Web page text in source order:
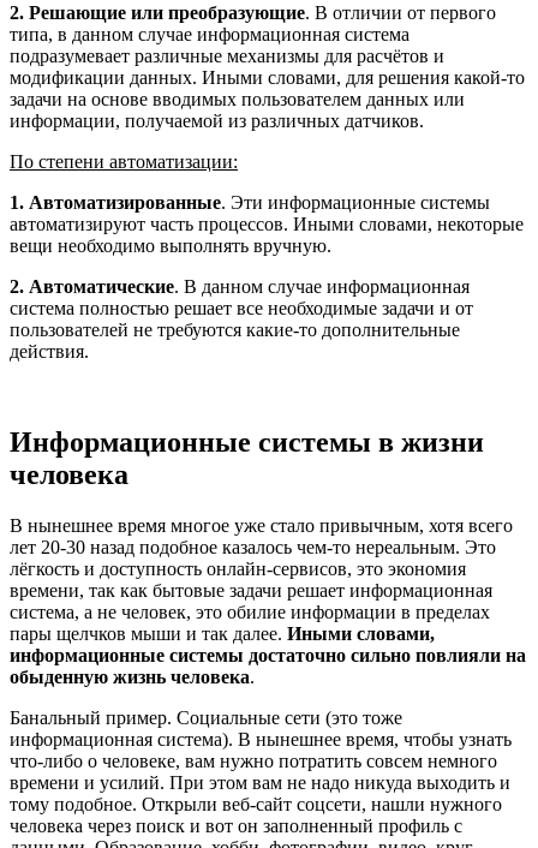
2. Решающие или преобразующие. В отличии от первого
типа, в данном случае информационная система
подразумевает различные механизмы для расчётов и
модификации данных. Иными словами, для решения какой-то
задачи на основе вводимых пользователем данных или
информации, получаемой из различных датчиков.
По степени автоматизации:
1. Автоматизированные. Эти информационные системы
автоматизируют часть процессов. Иными словами, некоторые
вещи необходимо выполнять вручную.
2. Автоматические. В данном случае информационная
система полностью решает все необходимые задачи и от
пользователей не требуются какие-то дополнительные
действия.
Информационные системы в жизни
человека
В нынешнее время многое уже стало привычным, хотя всего
лет 20-30 назад подобное казалось чем-то нереальным. Это
лёгкость и доступность онлайн-сервисов, это экономия
времени, так как бытовые задачи решает информационная
система, а не человек, это обилие информации в пределах
пары щелчков мыши и так далее. Иными словами,
информационные системы достаточно сильно повлияли на
обыденную жизнь человека.
Банальный пример. Социальные сети (это тоже
информационная система). В нынешнее время, чтобы узнать
что-либо о человеке, вам нужно потратить совсем немного
времени и усилий. При этом вам не надо никуда выходить и
тому подобное. Открыли веб-сайт соцсети, нашли нужного
человека через поиск и вот он заполненный профиль с